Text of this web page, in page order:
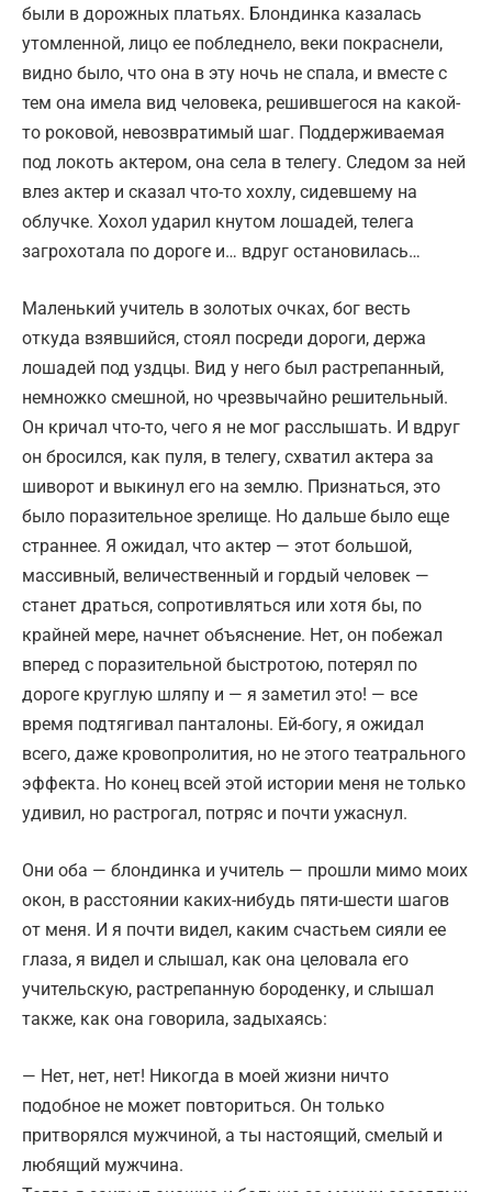
были в дорожных платьях. Блондинка казалась
утомленной, лицо ее побледнело, веки покраснели,
видно было, что она в эту ночь не спала, и вместе с
тем она имела вид человека, решившегося на какой-
то роковой, невозвратимый шаг. Поддерживаемая
под локоть актером, она села в телегу. Следом за ней
влез актер и сказал что-то хохлу, сидевшему на
облучке. Хохол ударил кнутом лошадей, телега
загрохотала по дороге и… вдруг остановилась…
Маленький учитель в золотых очках, бог весть
откуда взявшийся, стоял посреди дороги, держа
лошадей под уздцы. Вид у него был растрепанный,
немножко смеш­ной, но чрезвычайно решительный.
Он кричал что-то, чего я не мог расслышать. И вдруг
он бросился, как пуля, в телегу, схватил актера за
шиворот и выкинул его на землю. Признаться, это
было поразительное зрелище. Но дальше было еще
страннее. Я ожидал, что актер — этот большой,
массивный, величественный и гордый человек —
станет драться, сопротивляться или хотя бы, по
крайней мере, начнет объяснение. Нет, он побежал
вперед с поразительной быстротою, потерял по
дороге круглую шляпу и — я заметил это! — все
время подтягивал панталоны. Ей-богу, я ожидал
всего, даже кровопролития, но не этого театрального
эффекта. Но конец всей этой истории меня не только
удивил, но растрогал, потряс и почти ужаснул.
Они оба — блондинка и учитель — прошли мимо моих
окон, в расстоянии каких-нибудь пяти-шести шагов
от меня. И я почти видел, каким счастьем сияли ее
глаза, я видел и слышал, как она целовала его
учительскую, растрепанную бороденку, и слышал
также, как она говорила, задыхаясь:
— Нет, нет, нет! Никогда в моей жизни ничто
подобное не может повториться. Он только
притворялся мужчиной, а ты настоящий, смелый и
любящий мужчина.